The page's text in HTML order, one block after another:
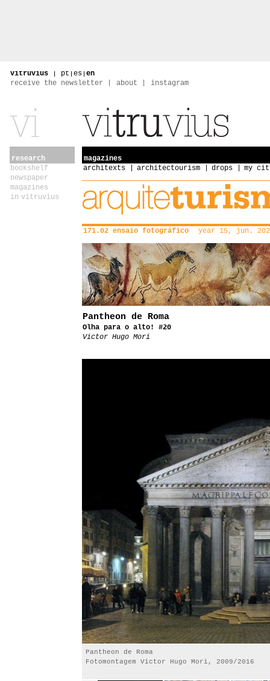
vitruvius | pt | es | en
receive the newsletter
about instagram
research
bookshelf
newspaper
magazines
in vitruvius
magazines
architexts
architectourism drops my
171.02 ensaio fotográfico year 15, jun.
Pantheon de Roma
Olha para o alto! #20
Victor Hugo Mori
Pantheon de Roma
Fotomontagem Victor Hugo Mori, 2009/2016